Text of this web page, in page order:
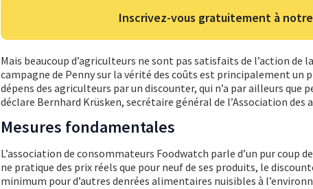
Inscrivez-vous gratuitement à
Mais beaucoup d’agriculteurs ne sont pas satisfaits de l’action de
campagne de Penny sur la vérité des coûts est principalement un
dépens des agriculteurs par un discounter, qui n’a par ailleurs que
déclare Bernhard Krüsken, secrétaire général de l’Association des
Mesures fondamentales
L’association de consommateurs Foodwatch parle d’un pur coup
ne pratique des prix réels que pour neuf de ses produits, le
minimum pour d’autres denrées alimentaires nuisibles à